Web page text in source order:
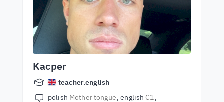
Kacper
teacher.english
polish Mother tongue english C1